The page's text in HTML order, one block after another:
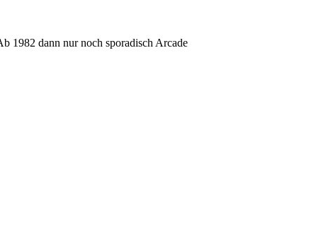
1982 dann nur noch sporadisch Arcade